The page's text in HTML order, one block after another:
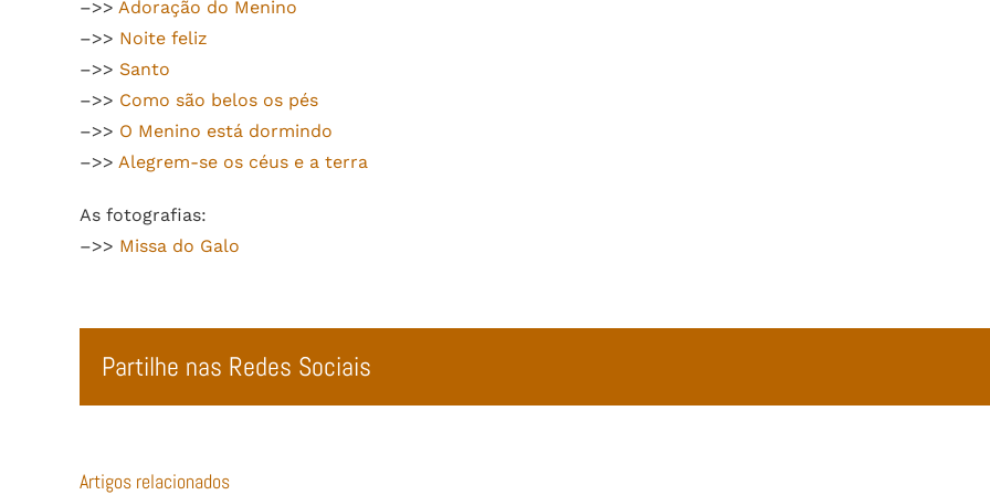
–>> Adoração do Menino
–>> Noite feliz
–>> Santo
–>> Como são belos os pés
–>> O Menino está dormindo
–>> Alegrem-se os céus e a terra
As fotografias:
–>> Missa do Galo
Partilhe nas Redes Sociais
Artigos relacionados